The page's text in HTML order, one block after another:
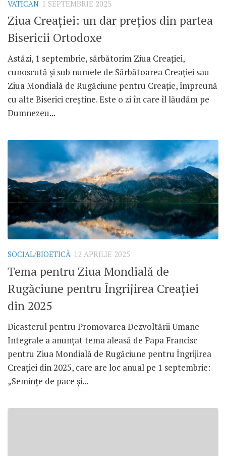
VATICAN 1 SEPTEMBRIE 2025
Ziua Creației: un dar prețios din partea
Bisericii Ortodoxe
Astăzi, 1 septembrie, sărbătorim Ziua Creației,
cunoscută și sub numele de Sărbătoarea Creației sau
Ziua Mondială de Rugăciune pentru Creație, împreună
cu alte Biserici creștine. Este o zi în care îl lăudăm pe
Dumnezeu...
SOCIAL/BIOETICĂ 12 APRILIE 2025
Tema pentru Ziua Mondială de
Rugăciune pentru Îngrijirea Creației
din 2025
Dicasterul pentru Promovarea Dezvoltării Umane
Integrale a anunțat tema aleasă de Papa Francisc
pentru Ziua Mondială de Rugăciune pentru Îngrijirea
Creației din 2025, care are loc anual pe 1 septembrie:
„Semințe de pace și...